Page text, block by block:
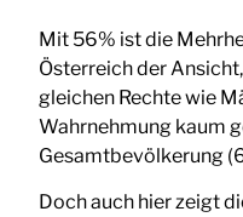
Mit 56% ist die
Österreich der
gleichen Rechte wie
Wahrnehmung kaum
Gesamtbevölkerung
Doch auch hier zeigt